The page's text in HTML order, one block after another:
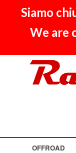
Siamo
We are
OFFROAD